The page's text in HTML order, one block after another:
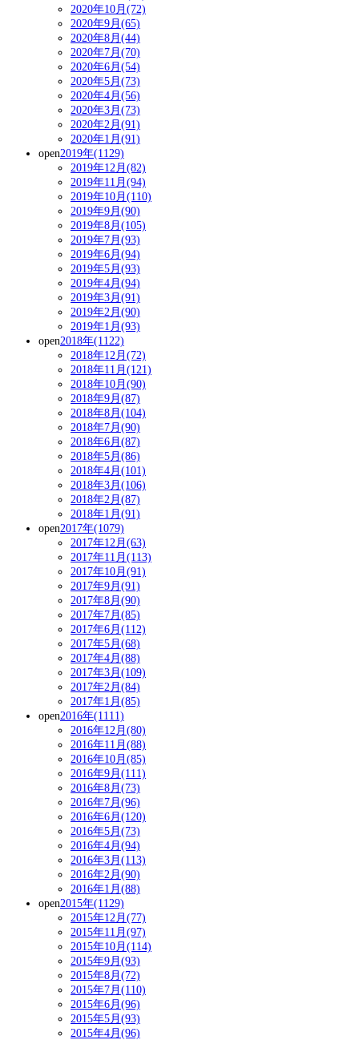
2020年10月(72)
2020年9月(65)
2020年8月(44)
2020年7月(70)
2020年6月(54)
2020年5月(73)
2020年4月(56)
2020年3月(73)
2020年2月(91)
2020年1月(91)
open2019年(1129)
2019年12月(82)
2019年11月(94)
2019年10月(110)
2019年9月(90)
2019年8月(105)
2019年7月(93)
2019年6月(94)
2019年5月(93)
2019年4月(94)
2019年3月(91)
2019年2月(90)
2019年1月(93)
open2018年(1122)
2018年12月(72)
2018年11月(121)
2018年10月(90)
2018年9月(87)
2018年8月(104)
2018年7月(90)
2018年6月(87)
2018年5月(86)
2018年4月(101)
2018年3月(106)
2018年2月(87)
2018年1月(91)
open2017年(1079)
2017年12月(63)
2017年11月(113)
2017年10月(91)
2017年9月(91)
2017年8月(90)
2017年7月(85)
2017年6月(112)
2017年5月(68)
2017年4月(88)
2017年3月(109)
2017年2月(84)
2017年1月(85)
open2016年(1111)
2016年12月(80)
2016年11月(88)
2016年10月(85)
2016年9月(111)
2016年8月(73)
2016年7月(96)
2016年6月(120)
2016年5月(73)
2016年4月(94)
2016年3月(113)
2016年2月(90)
2016年1月(88)
open2015年(1129)
2015年12月(77)
2015年11月(97)
2015年10月(114)
2015年9月(93)
2015年8月(72)
2015年7月(110)
2015年6月(96)
2015年5月(93)
2015年4月(96)